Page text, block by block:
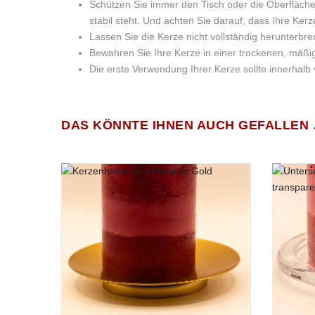
Schützen Sie immer den Tisch oder die
stabil steht. Und achten Sie darauf, dass Ihre
Lassen Sie die Kerze nicht vollständig
Bewahren Sie Ihre Kerze in einer trockenen,
Die erste Verwendung Ihrer Kerze sollte innerhalb
Größe:
Gesamtgewicht:
WEIHNACHTSKERZE „SANTA CLAUS“ AUS
Wachslicht ist die Interpretation des kultigen
kommt, wenn man einen leuchtend-dekorierten
Entdecken Sie die festliche Sojawachs-Kerze für
Kopfnote: Limettenabrieb, Apfel, Kirsche, Pfirsich &
Herznote: Glühwein-Gewürze
Basisnote: Himbeere, Tonkabohne & Vanille
Die von uns in diesem Wachslicht eingesetzten
Größe
DAS KÖNNTE IHNEN AUCH